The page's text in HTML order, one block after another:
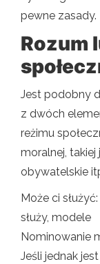
pewne zasady.
Rozum
Jest podobny
z dwóch
reżimu
moralnej, takiej
obywatelskie
Może ci
służy, modele
Nominowanie
Jeśli jednak